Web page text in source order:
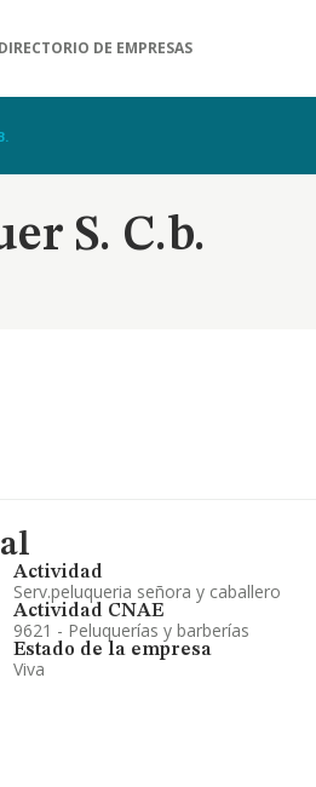
DIRECTORIO DE EMPRESAS
S. C.b.
Actividad
Serv.peluqueria señora y caballero
Actividad CNAE
9621 - Peluquerías y barberías
Estado de la empresa
Viva